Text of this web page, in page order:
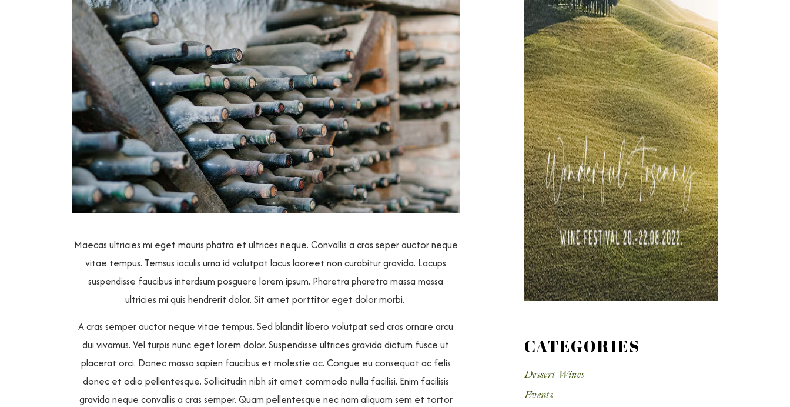
Maecas ultricies mi eget mauris phatra et ultrices neque. Convallis a cras seper auctor neque
vitae tempus. Temsus iaculis urna id volutpat lacus laoreet non curabitur gravida. Lacups
suspendisse faucibus interdsum posguere lorem ipsum. Pharetra pharetra massa massa
ultricies mi quis hendrerit dolor. Sit amet porttitor eget dolor morbi.
A cras semper auctor neque vitae tempus. Sed blandit libero volutpat sed cras ornare arcu
dui vivamus. Vel turpis nunc eget lorem dolor. Suspendisse ultrices gravida dictum fusce ut
placerat orci. Donec massa sapien faucibus et molestie ac. Congue eu consequat ac felis
donec et odio pellentesque. Sollicitudin nibh sit amet commodo nulla facilisi. Enim facilisis
gravida neque convallis a cras semper. Quam pellentesque nec nam aliquam sem et tortor
CATEGORIES
Dessert Wines
Events